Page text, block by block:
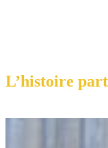
L’histoire